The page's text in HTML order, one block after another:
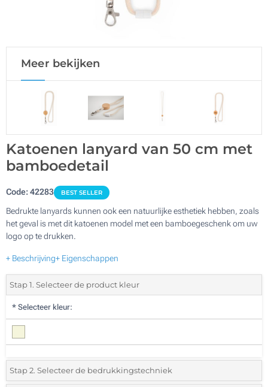
Meer bekijken
Katoenen lanyard van 50 cm met
bamboedetail
Code:42283 BEST SELLER
Bedrukte lanyards kunnen ook een natuurlijke esthetiek hebben, zoals
het geval is met dit katoenen model met een bamboegeschenk om uw
logo op te drukken.
+ Beschrijving+ Eigenschappen
Stap 1. Selecteer de product kleur
* Selecteer kleur:
Stap 2. Selecteer de bedrukkingstechniek